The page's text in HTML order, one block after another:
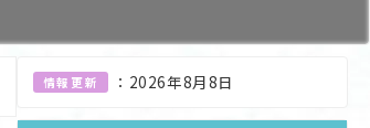
情報更新 ： 2026年8月8日